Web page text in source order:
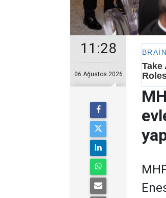
11:28
06 Ağustos 2026